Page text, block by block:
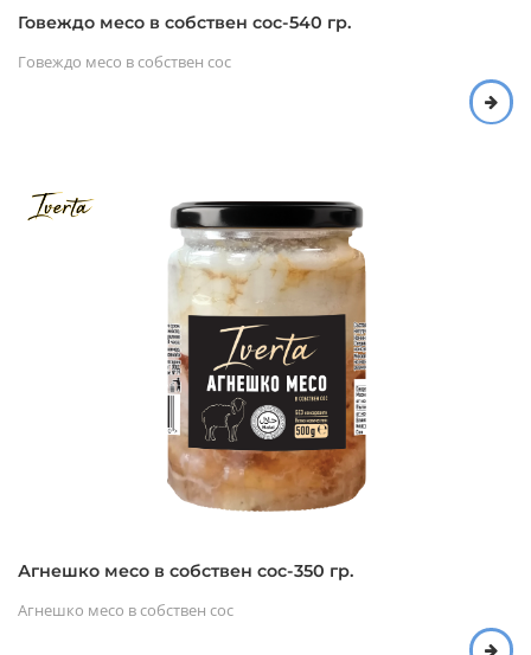
Говеждо месо в собствен сос-540 гр.
Говеждо месо в собствен сос
Агнешко месо в собствен сос-350 гр.
Агнешко месо в собствен сос